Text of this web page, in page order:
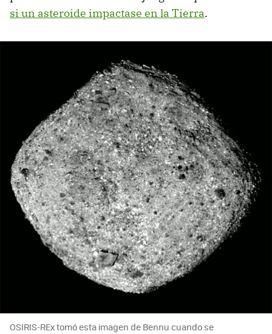
si un asteroide impactase en la Tierra.
OSIRIS-REx tomó esta imagen de Bennu cuando se